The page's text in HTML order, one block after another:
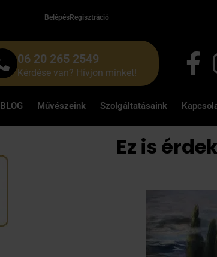
BelépésRegisztráció
06 20 265 2549
Kérdése van? Hívjon minket!
BLOG Művészeink Szolgáltatásaink
Ez is